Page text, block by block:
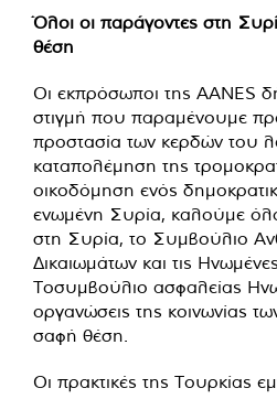
Όλοι οι παράγοντες στη
θέση
Οι εκπρόσωποι της AANES
στιγμή που παραμένουμε
προστασία των κερδών του
καταπολέμηση της
οικοδόμηση ενός
ενωμένη Συρία, καλούμε
στη Συρία, το Συμβούλιο
Δικαιωμάτων και τις
Τοσυμβούλιο ασφαλείας
οργανώσεις της κοινωνίας
σαφή θέση.
Οι πρακτικές της Τουρκίας